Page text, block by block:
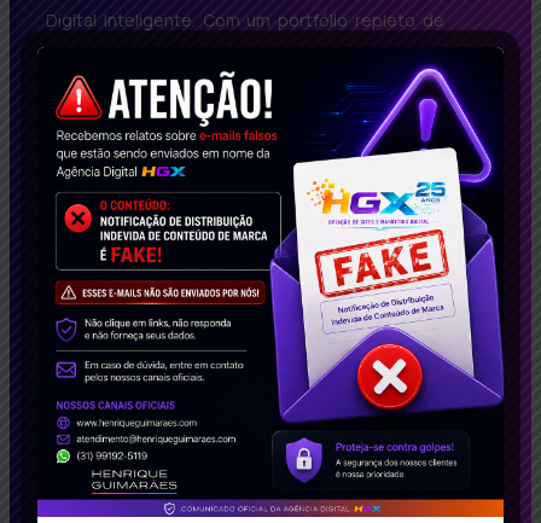
Digital Inteligente. Com um portfólio repleto de
Brasil e no exterior. Solicite agora seu estudo de
caso gratuito e descubra como podemos
transformar seu negócio!
Conecte-se Conosco!
Soluções Inteligentes